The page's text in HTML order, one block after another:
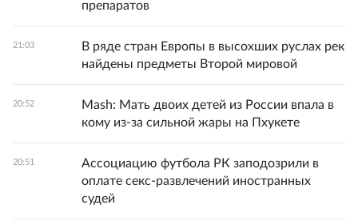
препаратов
21:03
В ряде стран Европы в высохших руслах рек
найдены предметы Второй мировой
20:52
Mash: Мать двоих детей из России впала в
кому из-за сильной жары на Пхукете
20:51
Ассоциацию футбола РК заподозрили в
оплате секс-развлечений иностранных
судей